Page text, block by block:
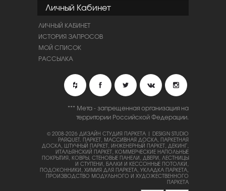
Личный Кабинет
ЛИЧНЫЙ КАБИНЕТ
ИСТОРИЯ ЗАПРОСОВ
МОЙ СПИСОК
РАССЫЛКА
*** Мета - запрещенная организация на
территории Российской Федерации.
© 2008-2026 ДИЗАЙН СТУДИЯ ПАРКЕТА | DESIGN STUDIO
PARQUET. ПАРКЕТ, МАССИВНАЯ ДОСКА, ПАРКЕТНАЯ
ДОСКА, ШТУЧНЫЙ ПАРКЕТ, ИНЖЕНЕРНЫЙ ПАРКЕТ, ДЕКИНГ,
ИТАЛЬЯНСКИЙ ПАРКЕТ, КОММЕРЧЕСКИЕ НАПОЛЬНЫЕ
ПОКРЫТИЯ, КОВРЫ, СТЕНОВЫЕ ПАНЕЛИ, ДВЕРИ, ЛЕСТНИЦЫ
И СТУПЕНИ, БАЛКИ И КЕССОННЫЕ ПОТОЛКИ,
ПОДОКОННИКИ, ХИМИЯ ДЛЯ ПАРКЕТА, УКЛАДКА ПАРКЕТА,
ПРОИЗВОДСТВО МОДУЛЬНОГО И ХУДОЖЕСТВЕННОГО
ПАРКЕТА